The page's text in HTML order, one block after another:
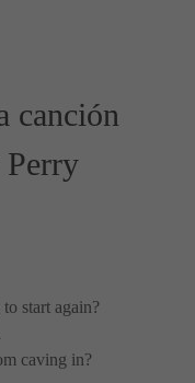
canción
start again?
caving in?